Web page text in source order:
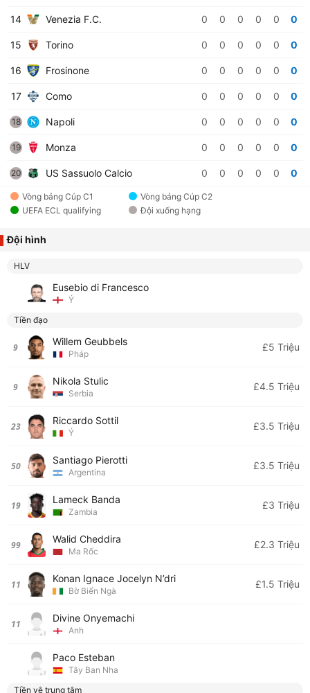
14 Venezia F.C. 0 0 0 0 0 0
15 Torino 0 0 0 0 0 0
16 Frosinone 0 0 0 0 0 0
17 Como 0 0 0 0 0 0
18 Napoli 0 0 0 0 0 0
19 Monza 0 0 0 0 0 0
20 US Sassuolo Calcio 0 0 0 0 0 0
Vòng bảng Cúp C1
Vòng bảng Cúp C2
UEFA ECL qualifying
Đội xuống hạng
Đội hình
HLV
Eusebio di Francesco
Ý
Tiền đạo
9 Willem Geubbels
Pháp
£5 Triệu
9 Nikola Stulic
Serbia
£4.5 Triệu
23 Riccardo Sottil
Ý
£3.5 Triệu
50 Santiago Pierotti
Argentina
£3.5 Triệu
19 Lameck Banda
Zambia
£3 Triệu
99 Walid Cheddira
Ma Rốc
£2.3 Triệu
11 Konan Ignace Jocelyn N’dri
Bờ Biển Ngà
£1.5 Triệu
11 Divine Onyemachi
Anh
Paco Esteban
Tây Ban Nha
Tiền vệ trung tâm